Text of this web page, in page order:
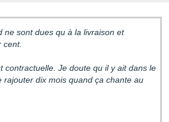
ne sont dues qu à la livraison et
cent.
contractuelle. Je doute qu il y ait dans le
rajouter dix mois quand ça chante au